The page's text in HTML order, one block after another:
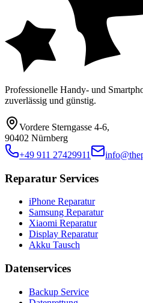
Professionelle Handy- und
zuverlässig und günstig.
Vordere Sterngasse 4-6,
90402 Nürnberg
+49 911 27429911
Reparatur Services
iPhone Reparatur
Samsung Reparatur
Xiaomi Reparatur
Display Reparatur
Akku Tausch
Datenservices
Backup Service